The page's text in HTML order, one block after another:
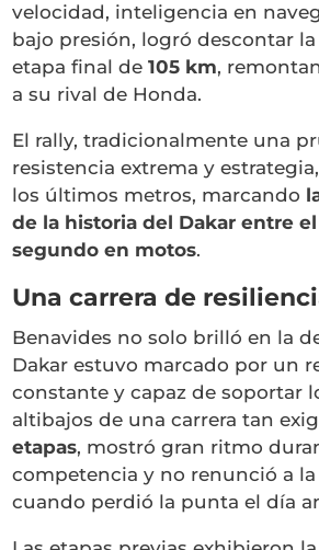
velocidad, inteligencia en
bajo presión, logró descontar
etapa final de105 km,
a su rival de Honda.
El rally, tradicionalmente una
resistencia extrema y
los últimos metros, marcando
de la historia del Dakar entre
segundo en motos.
Una carrera de
Benavides no solo brilló en la
Dakar estuvo marcado por un
constante y capaz de soportar
altibajos de una carrera tan
etapas, mostró gran ritmo
competencia y no renunció a
cuando perdió la punta el día